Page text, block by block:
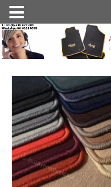
Nav
activeren
door
inhoud